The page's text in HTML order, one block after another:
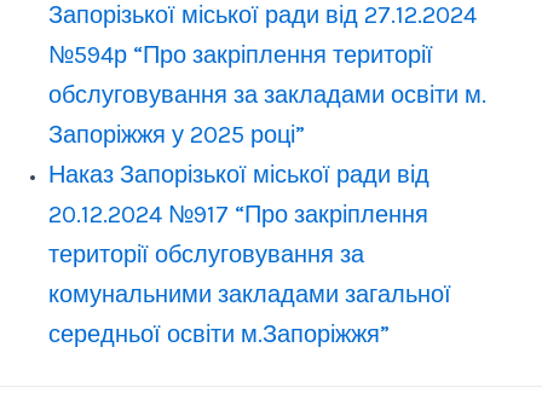
Запорізької міської ради від 27.12.2024
№594р “Про закріплення території
обслуговування за закладами освіти м.
Запоріжжя у 2025 році”
Наказ Запорізької міської ради від
20.12.2024 №917 “Про закріплення
території обслуговування за
комунальними закладами загальної
середньої освіти м.Запоріжжя”